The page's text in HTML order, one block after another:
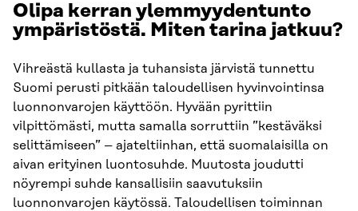
Olipa kerran ylemmyydentunto
ympäristöstä. Miten tarina jatkuu?
Vihreästä kullasta ja tuhansista järvistä tunnettu
Suomi perusti pitkään taloudellisen hyvinvointinsa
luonnonvarojen käyttöön. Hyvään pyrittiin
vilpittömästi, mutta samalla sorruttiin ”kestäväksi
selittämiseen” – ajateltiinhan, että suomalaisilla on
aivan erityinen luontosuhde. Muutosta joudutti
nöyrempi suhde kansallisiin saavutuksiin
luonnonvarojen käytössä. Taloudellisen toiminnan